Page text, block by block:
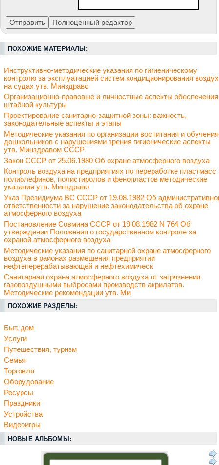
ПОХОЖИЕ МАТЕРИАЛЫ:
Инструктивно-методические указания по гигиеническому
контролю за эксплуатацией систем кондиционирования
на судах утв. Минздраво
Организационно-правовые и личностные аспекты обеспечения
штабной культуры
Проектирование санитарно-защитной зоны: важность,
законодательные аспекты и этапы
Методические указания по организации воспитания и обучения
дошкольников с нарушениями зрения гигиенические аспекты
утв. Минздравом СССР
Закон СССР от 25.06.1980 Об охране атмосферного воздуха
Контроль воздуха на предприятиях по переработке пластмасс
полиолефинов, полистиролов и фенопластов методические
указания утв. Минздраво
Указ Президиума ВС СССР от 19.08.1982 Об
ответственности за нарушение законодательства об охране
атмосферного воздуха
Постановление Совмина СССР от 19.08.1982 N 764 Об
утверждении Положения о государственном контроле за
охраной атмосферного воздуха
Методические указания по санитарной охране атмосферного
воздуха в районах размещения предприятий
нефтеперерабатывающей и нефтехимическ
Санитарная охрана атмосферного воздуха от загрязнения
газовоздушными выбросами производств акрилатов.
Методические рекомендации утв. Ми
ПОХОЖИЕ РАЗДЕЛЫ:
Быт, дом
Услуги
Путешествия, туризм
Семья
Торговля
Оборудование
Ресурсы
Праздники
Устройства
Видеоигры
НОВЫЕ АЛЬБОМЫ: